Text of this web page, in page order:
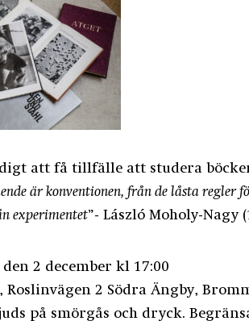
att få tillfälle att studera
är konventionen, från de låsta regler
experimentet”- László Moholy-Nagy
2 december kl 17:00
Roslinvägen 2 Södra Ängby,
på smörgås och dryck.